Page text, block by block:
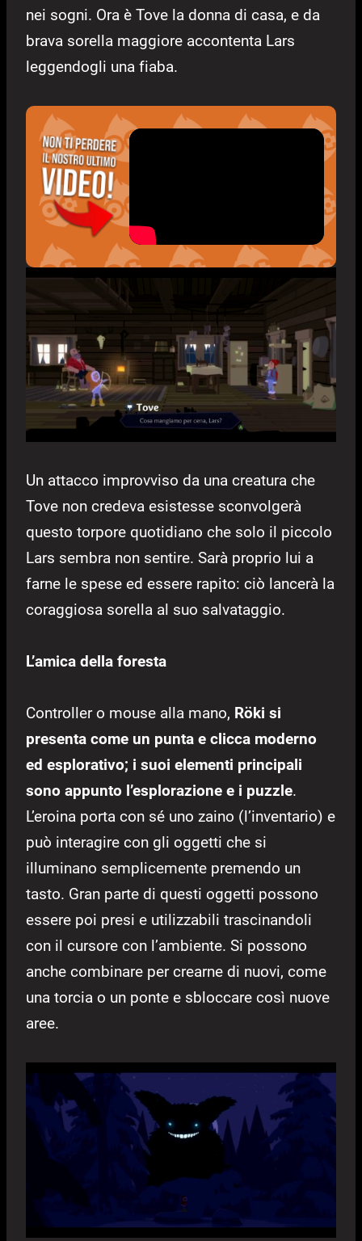
nei sogni. Ora è Tove la donna di casa, e da
brava sorella maggiore accontenta Lars
leggendogli una fiaba.
Un attacco improvviso da una creatura che
Tove non credeva esistesse sconvolgerà
questo torpore quotidiano che solo il piccolo
Lars sembra non sentire. Sarà proprio lui a
farne le spese ed essere rapito: ciò lancerà la
coraggiosa sorella al suo salvataggio.
L’amica della foresta
Controller o mouse alla mano, Röki si
presenta come un punta e clicca moderno
ed esplorativo; i suoi elementi principali
sono appunto l’esplorazione e i puzzle.
L’eroina porta con sé uno zaino (l’inventario) e
può interagire con gli oggetti che si
illuminano semplicemente premendo un
tasto. Gran parte di questi oggetti possono
essere poi presi e utilizzabili trascinandoli
con il cursore con l’ambiente. Si possono
anche combinare per crearne di nuovi, come
una torcia o un ponte e sbloccare così nuove
aree.